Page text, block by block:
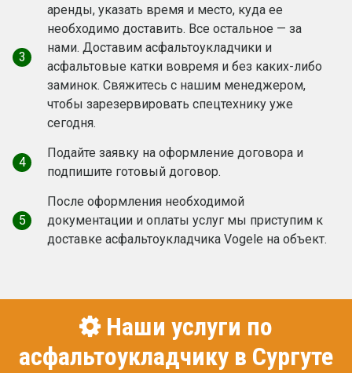
3
аренды, указать время и место, куда ее
необходимо доставить. Все остальное — за
нами. Доставим асфальтоукладчики и
асфальтовые катки вовремя и без каких-либо
заминок. Свяжитесь с нашим менеджером,
чтобы зарезервировать спецтехнику уже
сегодня.
4
Подайте заявку на оформление договора и
подпишите готовый договор.
5
После оформления необходимой
документации и оплаты услуг мы приступим к
доставке асфальтоукладчика Vogele на объект.
Наши услуги по
асфальтоукладчику в Сургуте